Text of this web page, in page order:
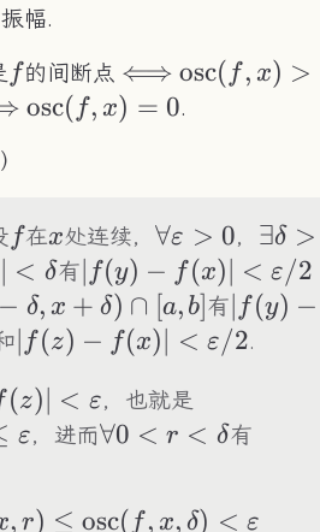
幅.
ff的间断点 ⟺ \text{osc}
osc( f, x) >
\text{osc}
osc( f, x) = 0.
ff在x
x处连续，∀ε > 0， ∃δ >
< δ有 |f(y)-f(x)|
<\varepsilon/2
f (y) − f (x) < ε/2
− δ, x + δ) ∩ [a, b]有 |f(y)-
f (y) −
|f(z)-f(x)|
f (z) − f(x) < ε/2.
(z) < ε，也就是
ε，进而\forall0<r<\delta
∀0 < r < δ有
, r) ≤ osc( f, x, δ) < ε